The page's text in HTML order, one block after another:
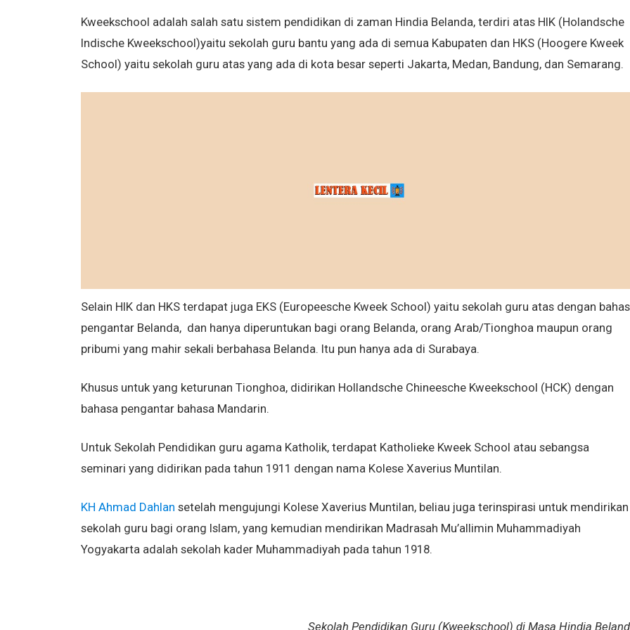
Kweekschool adalah salah satu sistem pendidikan di zaman Hindia Belanda, terdiri atas HIK (Holandsche
Indische Kweekschool)yaitu sekolah guru bantu yang ada di semua Kabupaten dan HKS (Hoogere Kweek
School) yaitu sekolah guru atas yang ada di kota besar seperti Jakarta, Medan, Bandung, dan Semarang.
Selain HIK dan HKS terdapat juga EKS (Europeesche Kweek School) yaitu sekolah guru atas dengan
pengantar Belanda, dan hanya diperuntukan bagi orang Belanda, orang Arab/Tionghoa maupun orang
pribumi yang mahir sekali berbahasa Belanda. Itu pun hanya ada di Surabaya.
Khusus untuk yang keturunan Tionghoa, didirikan Hollandsche Chineesche Kweekschool (HCK) dengan
bahasa pengantar bahasa Mandarin.
Untuk Sekolah Pendidikan guru agama Katholik, terdapat Katholieke Kweek School atau sebangsa
seminari yang didirikan pada tahun 1911 dengan nama Kolese Xaverius Muntilan.
KH Ahmad Dahlan setelah mengujungi Kolese Xaverius Muntilan, beliau juga terinspirasi untuk mendirikan
sekolah guru bagi orang Islam, yang kemudian mendirikan Madrasah Mu’allimin Muhammadiyah
Yogyakarta adalah sekolah kader Muhammadiyah pada tahun 1918.
Sekolah Pendidikan Guru (Kweekschool) di Masa Hindia